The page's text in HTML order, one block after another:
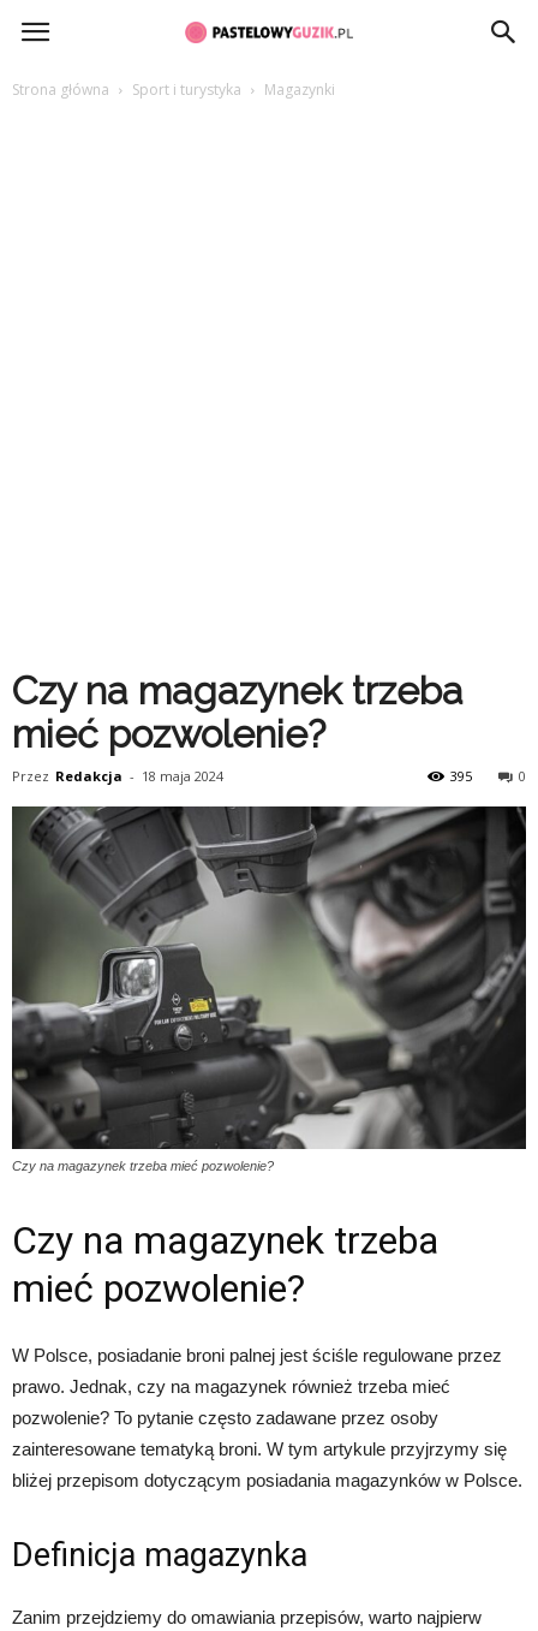
PastelowyGuzik.pl
Strona główna Sport i turystyka Magazynki
Czy na magazynek trzeba
mieć pozwolenie?
Przez Redakcja - 18 maja 2024 0
395
Czy na magazynek trzeba mieć pozwolenie?
Czy na magazynek trzeba
mieć pozwolenie?
W Polsce, posiadanie broni palnej jest ściśle regulowane przez
prawo. Jednak, czy na magazynek również trzeba mieć
pozwolenie? To pytanie często zadawane przez osoby
zainteresowane tematyką broni. W tym artykule przyjrzymy się
bliżej przepisom dotyczącym posiadania magazynków w Polsce.
Definicja magazynka
Zanim przejdziemy do omawiania przepisów, warto najpierw